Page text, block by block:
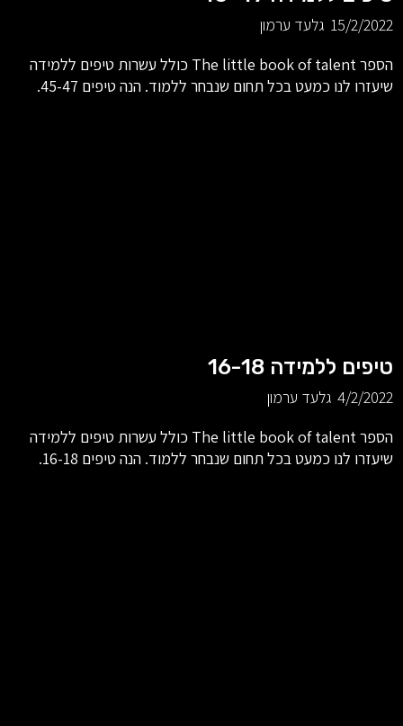
15/2/2022 גלעד ערמון
הספר The little book of talent כולל עשרות טיפים ללמידה
שיעזרו לנו כמעט בכל תחום שנבחר ללמוד. הנה טיפים 45-47.
טיפים ללמידה 16-18
4/2/2022 גלעד ערמון
הספר The little book of talent כולל עשרות טיפים ללמידה
שיעזרו לנו כמעט בכל תחום שנבחר ללמוד. הנה טיפים 16-18.